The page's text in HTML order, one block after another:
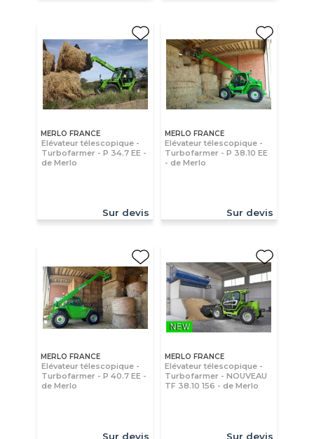
MERLO FRANCE
Elévateur télescopique -
Turbofarmer - P 34.7 EE -
de Merlo
Sur devis
MERLO FRANCE
Elévateur télescopique -
Turbofarmer - P 38.10 EE
- de Merlo
Sur devis
MERLO FRANCE
Elévateur télescopique -
Turbofarmer - P 40.7 EE -
de Merlo
Sur devis
MERLO FRANCE
Elévateur télescopique -
Turbofarmer - NOUVEAU
TF 38.10 156 - de Merlo
Sur devis